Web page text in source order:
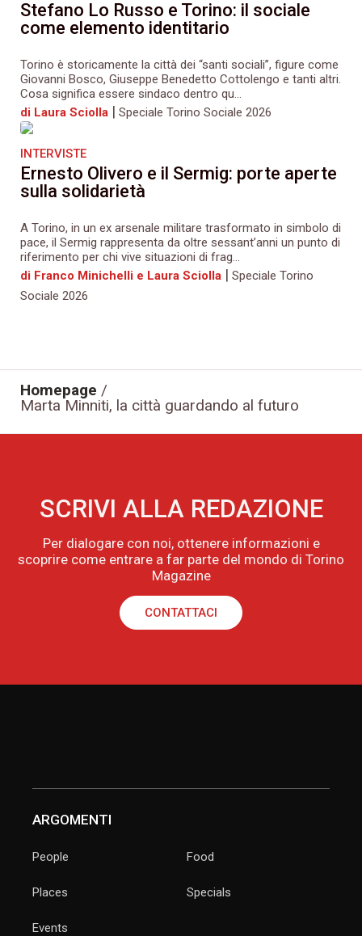
Stefano Lo Russo e Torino: il sociale
come elemento identitario
Torino è storicamente la città dei “santi sociali”, figure come
Giovanni Bosco, Giuseppe Benedetto Cottolengo e tanti altri.
Cosa significa essere sindaco dentro qu...
di Laura Sciolla | Speciale Torino Sociale 2026
INTERVISTE
Ernesto Olivero e il Sermig: porte aperte
sulla solidarietà
A Torino, in un ex arsenale militare trasformato in simbolo di
pace, il Sermig rappresenta da oltre sessant’anni un punto di
riferimento per chi vive situazioni di frag...
di Franco Minichelli e Laura Sciolla | Speciale Torino
Sociale 2026
Homepage /
Marta Minniti, la città guardando al futuro
SCRIVI ALLA REDAZIONE
Per dialogare con noi, ottenere informazioni e
scoprire come entrare a far parte del mondo di Torino
Magazine
CONTATTACI
ARGOMENTI
People
Places
Events
Food
Specials